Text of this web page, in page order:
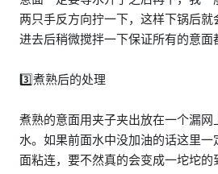
两只手反方向拧一下，这样下锅后
进去后稍微搅拌一下保证所有的意面
3️⃣煮熟后的处理
煮熟的意面用夹子夹出放在一个漏网
水。如果前面水中没加油的话这里一
面粘连，要不然真的会变成一坨坨的